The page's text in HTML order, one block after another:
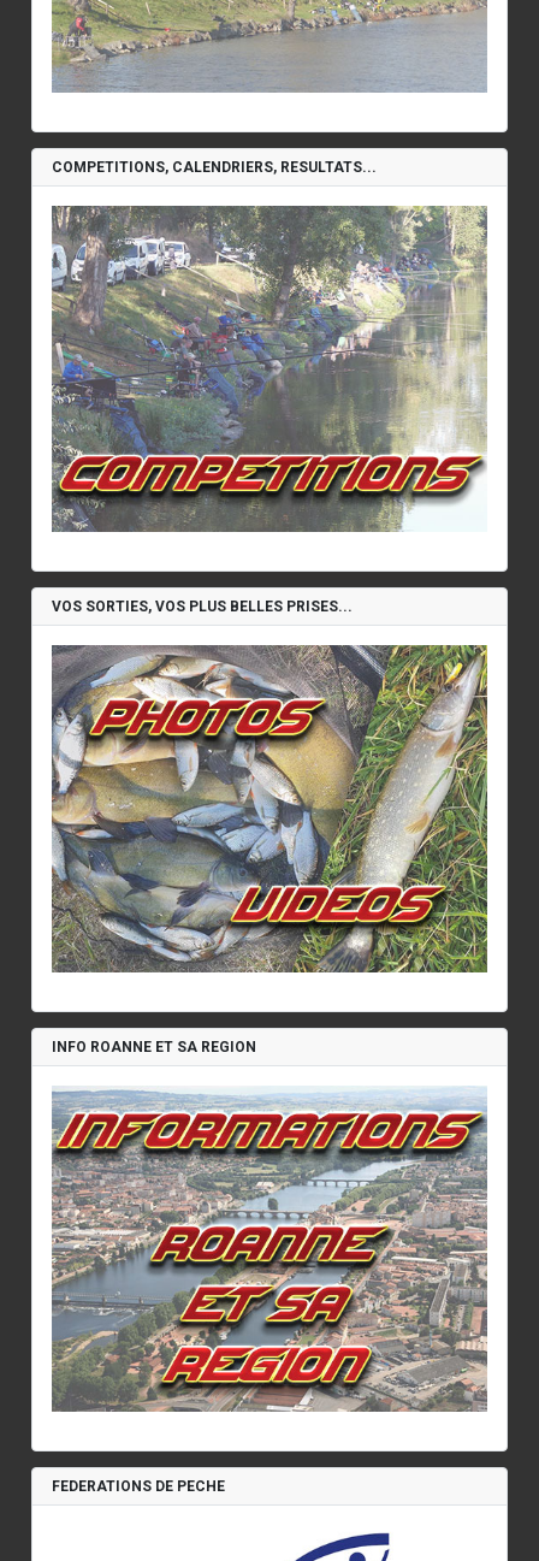
COMPETITIONS, CALENDRIERS, RESULTATS...
VOS SORTIES, VOS PLUS BELLES PRISES...
INFO ROANNE ET SA REGION
FEDERATIONS DE PECHE